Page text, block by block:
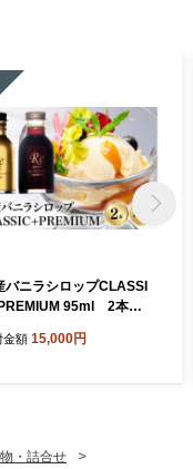
バニラシロップCLASSI
95ml 2本セ
金額 15,000円
・詰合せ